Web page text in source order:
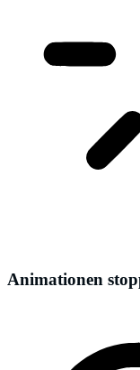
Animationen